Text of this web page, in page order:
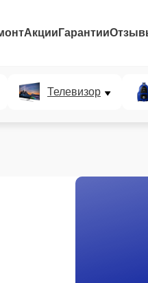
Акции Гарантии
Телевизор